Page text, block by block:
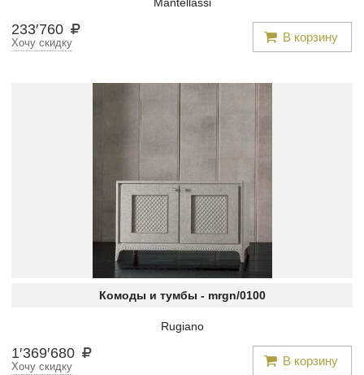
233′760 В корзину
Хочу скидку
Комоды и тумбы - mrgn/0100
Rugiano
1′369′680 В корзину
Хочу скидку